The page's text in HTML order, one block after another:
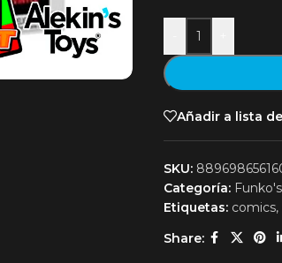
Añadir a lista
SKU:
Categoría: Funko's
Etiquetas: comics,
Share: